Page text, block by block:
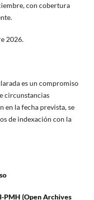
con cobertura
2026.
es un compromiso
circunstancias
en la fecha prevista, se
de indexación con la
PMH (Open Archives